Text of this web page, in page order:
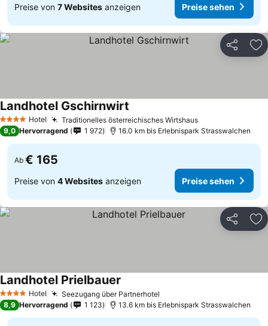
Preise von 7 Websites anzeigen Preise sehen
Teilen
4 Sterne Hotel Traditionelles österreichisches WirtshausPreise sehen
Landhotel Gschirnwirt
9,0 Hervorragend 1 972 16.0 km bis Erlebnispark Strasswalchen
Ab € 165
Preise von 4 Websites anzeigen Preise sehen
Teilen
4 Sterne Hotel Seezugang über Partnerhotel
Landhotel Prielbauer
8,9 Hervorragend 1 123 13.6 km bis Erlebnispark Strasswalchen